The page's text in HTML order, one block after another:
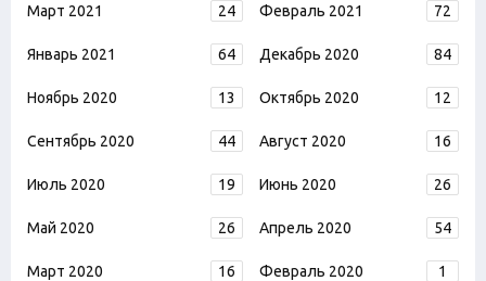
Март 2021 24 Февраль 2021 72
Январь 2021 64 Декабрь 2020 84
Ноябрь 2020 13 Октябрь 2020 12
Сентябрь 2020 44 Август 2020 16
Июль 2020 19 Июнь 2020 26
Май 2020 26 Апрель 2020 54
Март 2020 16 Февраль 2020 1